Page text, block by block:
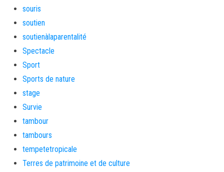
souris
soutien
soutienàlaparentalité
Spectacle
Sport
Sports de nature
stage
Survie
tambour
tambours
tempetetropicale
Terres de patrimoine et de culture